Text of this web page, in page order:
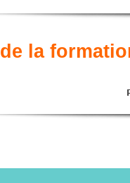
la